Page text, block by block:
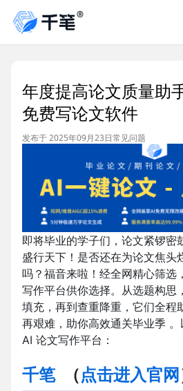
年度提高论文质量助
免费写论文软件
发布于 2025年09月23日常见问题
即将毕业的学子们，论文紧锣密
盛行天下！是否还在为论文焦头
吗？福音来啦！经全网精心筛选
写作平台供你选择。从选题构思
填充，再到查重降重，它们全程
再艰难，助你高效通关毕业季
AI 论文写作平台：
千笔（点击进入官网